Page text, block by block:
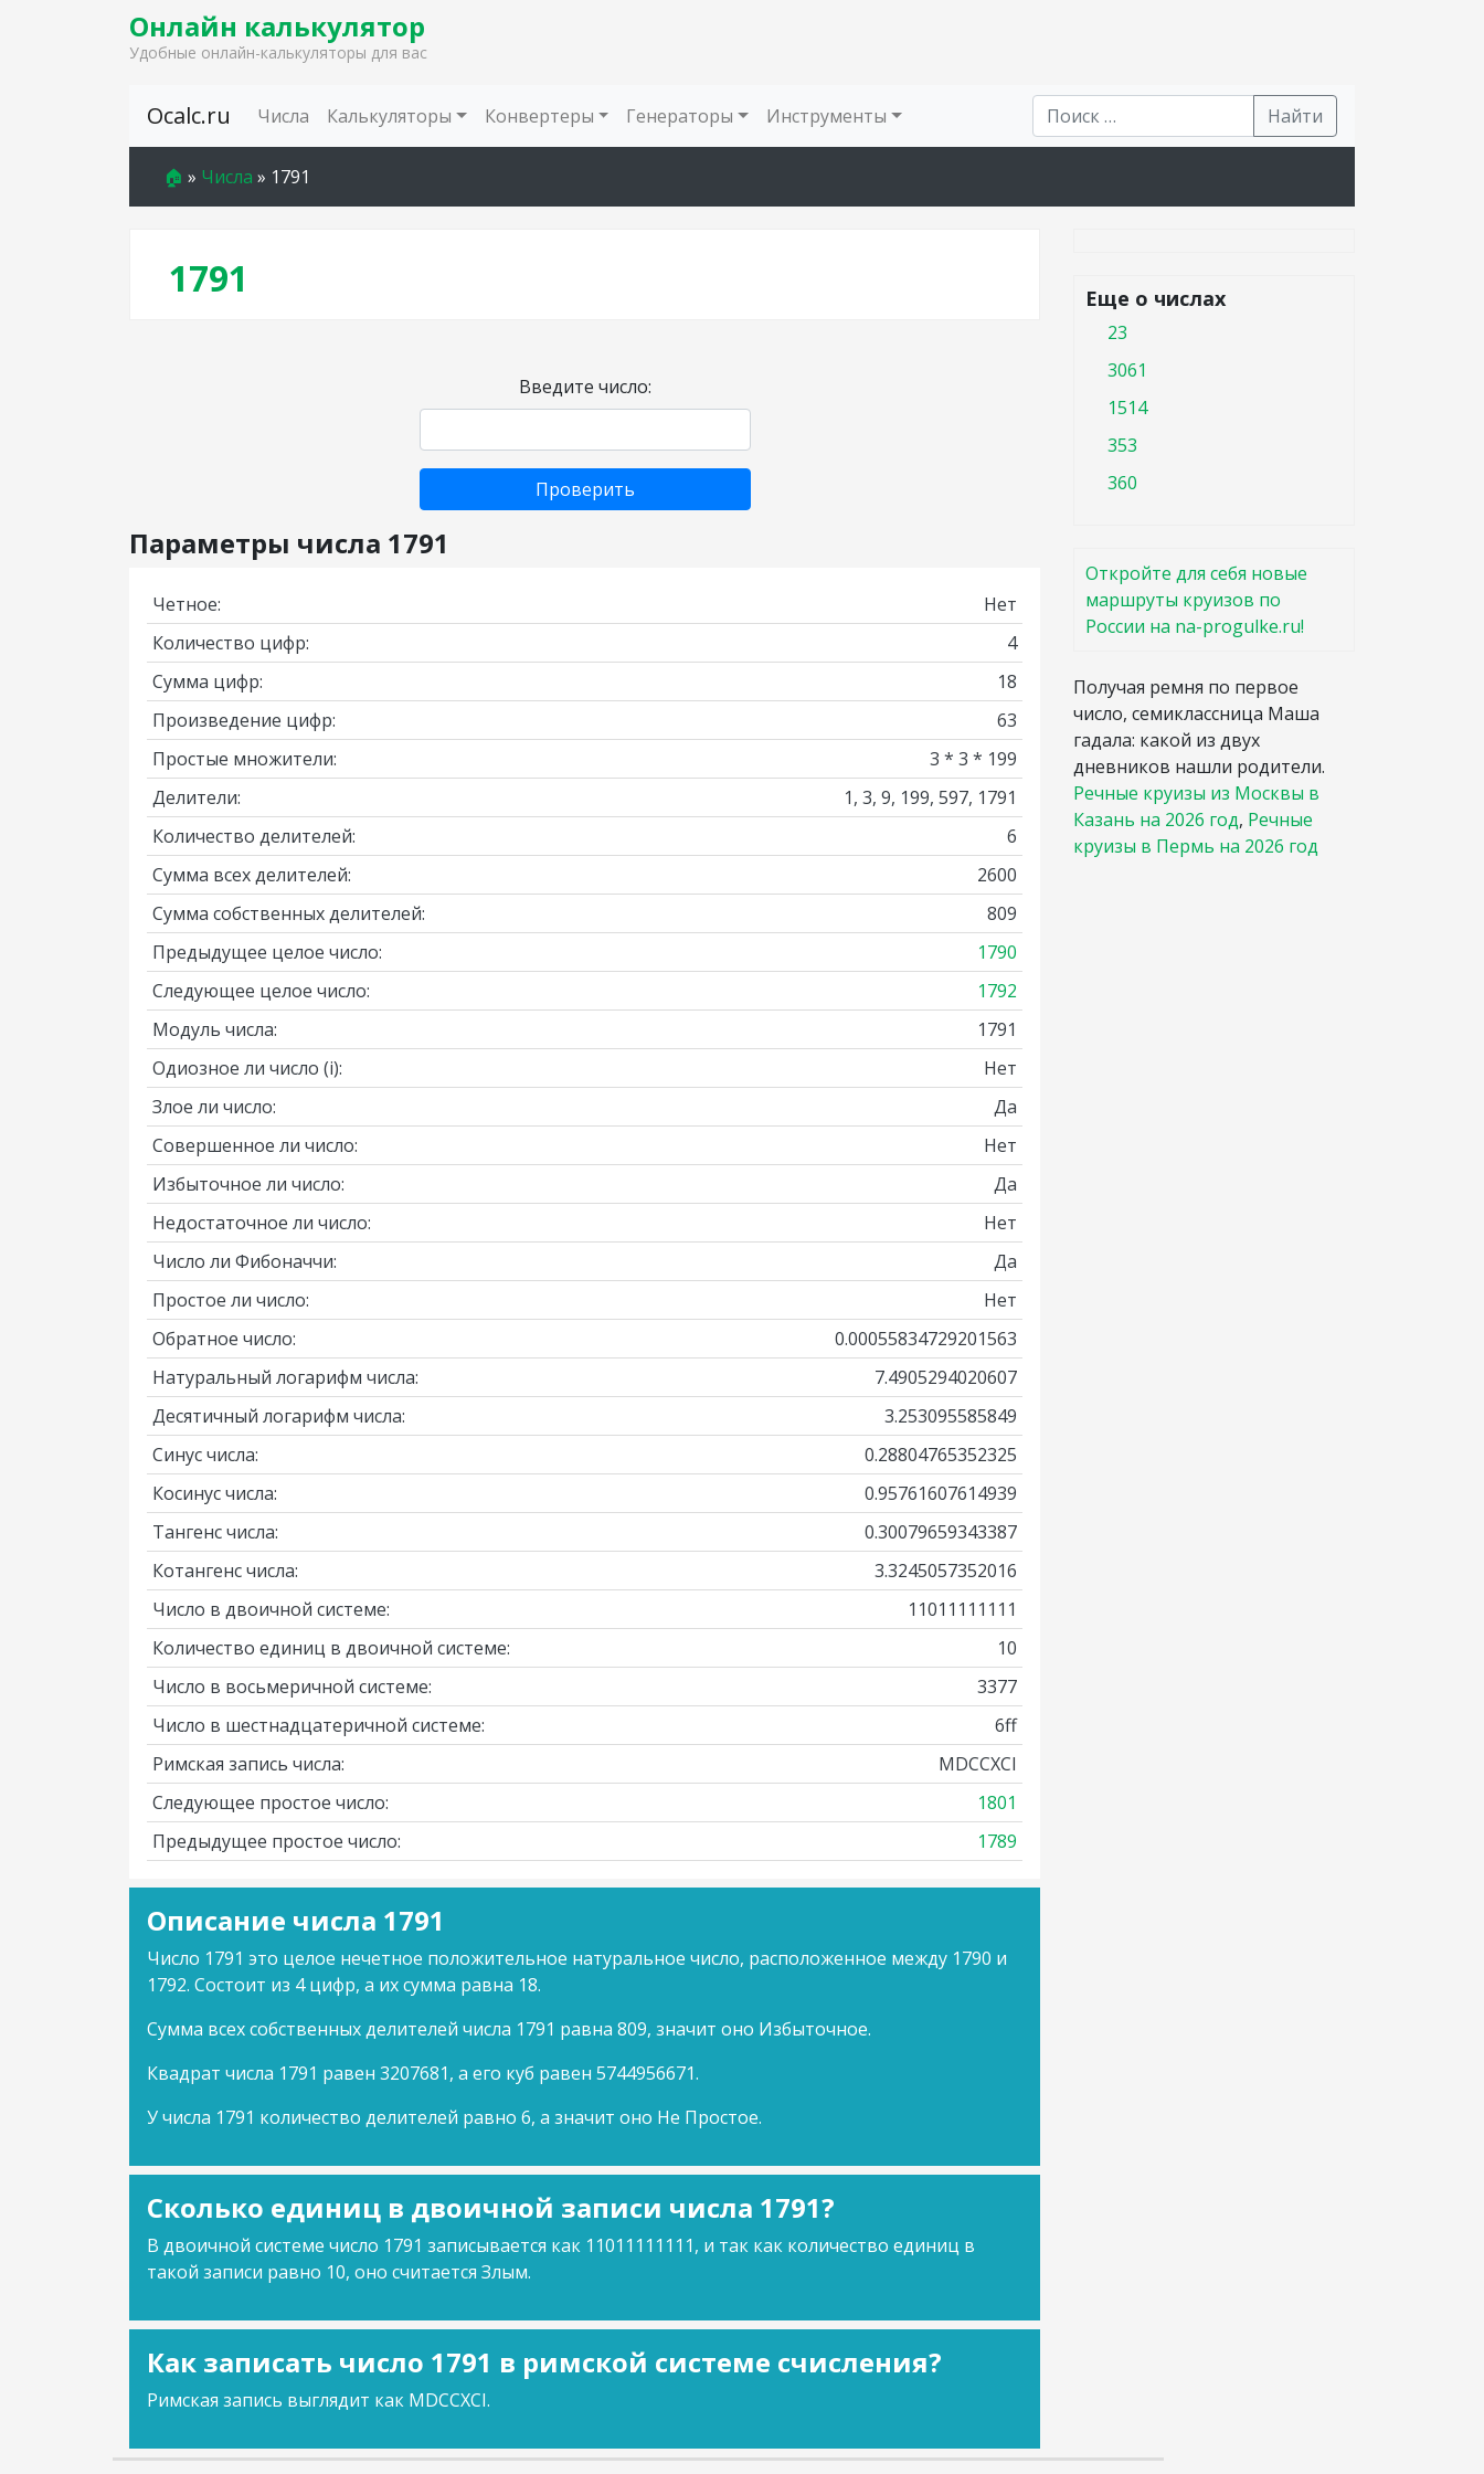
Онлайн калькулятор
Удобные онлайн-калькуляторы для вас
Ocalc.ru Числа Калькуляторы Конвертеры Генераторы Инструменты Найти
🏠 » Числа » 1791
1791
Введите число:
Проверить
Параметры числа 1791
Четное:
Нет
Количество цифр:
4
Сумма цифр:
18
Произведение цифр:
63
Простые множители:
3 * 3 * 199
Делители:
1, 3, 9, 199, 597, 1791
Количество делителей:
6
Сумма всех делителей:
2600
Сумма собственных делителей:
809
Предыдущее целое число:
1790
Следующее целое число:
1792
Модуль числа:
1791
Одиозное ли число (i):
Нет
Злое ли число:
Да
Совершенное ли число:
Нет
Избыточное ли число:
Да
Недостаточное ли число:
Нет
Число ли Фибоначчи:
Да
Простое ли число:
Нет
Обратное число:
0.00055834729201563
Натуральный логарифм числа:
7.4905294020607
Десятичный логарифм числа:
3.253095585849
Синус числа:
0.28804765352325
Косинус числа:
0.95761607614939
Тангенс числа:
0.30079659343387
Котангенс числа:
3.3245057352016
Число в двоичной системе:
11011111111
Количество единиц в двоичной системе:
10
Число в восьмеричной системе:
3377
Число в шестнадцатеричной системе:
6ff
Римская запись числа:
MDCCXCI
Следующее простое число:
1801
Предыдущее простое число:
1789
Описание числа 1791
Число 1791 это целое нечетное положительное натуральное число, расположенное между 1790 и
1792. Состоит из 4 цифр, а их сумма равна 18.
Сумма всех собственных делителей числа 1791 равна 809, значит оно Избыточное.
Квадрат числа 1791 равен 3207681, а его куб равен 5744956671.
У числа 1791 количество делителей равно 6, а значит оно Не Простое.
Сколько единиц в двоичной записи числа 1791?
В двоичной системе число 1791 записывается как 11011111111, и так как количество единиц в
такой записи равно 10, оно считается Злым.
Как записать число 1791 в римской системе счисления?
Римская запись выглядит как MDCCXCI.
Еще о числах
23
3061
1514
353
360
Откройте для себя новые
маршруты круизов по
России на na-progulke.ru!
Получая ремня по первое
число, семиклассница Маша
гадала: какой из двух
дневников нашли родители.
Речные круизы из Москвы в
Казань на 2026 год, Речные
круизы в Пермь на 2026 год